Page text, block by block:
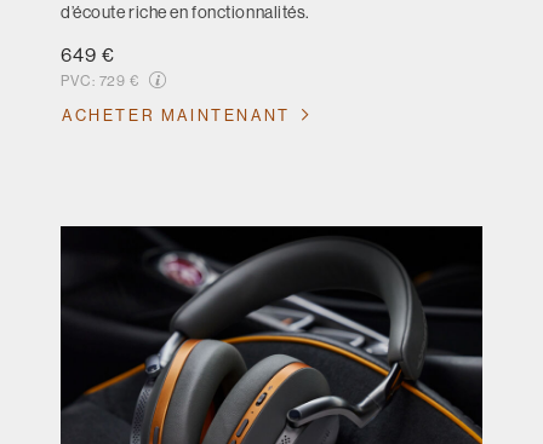
d’écoute riche en fonctionnalités.
649 €
PVC: 729 €
ACHETER MAINTENANT